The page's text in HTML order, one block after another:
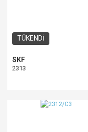
TÜKENDİ
SKF
2313